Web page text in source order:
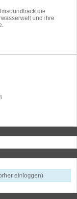
die
und ihre
einloggen)